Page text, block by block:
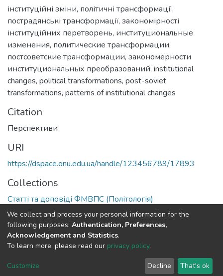
інституційні зміни, політичні трансформації,
пострадянські трансформації, закономірності
інституційних перетворень, институциональные
изменения, политические трансформации,
постсоветские трансформации, закономерности
институциональных преобразований, institutional
changes, political transformations, post-soviet
transformations, patterns of institutional changes
Citation
Перспективи
URI
https://dspace.onu.edu.ua/handle/123456789/17893
Collections
Статті та доповіді ФМВПС (Політологія)
Full item page
DSpace software copyright © 2009-2026
Cookie
End User
Agreement
Send
Feedback
We collect and process your personal information for the
following purposes: Authentication, Preferences,
Acknowledgement and Statistics.
To learn more, please read our privacy policy.
Customize Decline That's ok